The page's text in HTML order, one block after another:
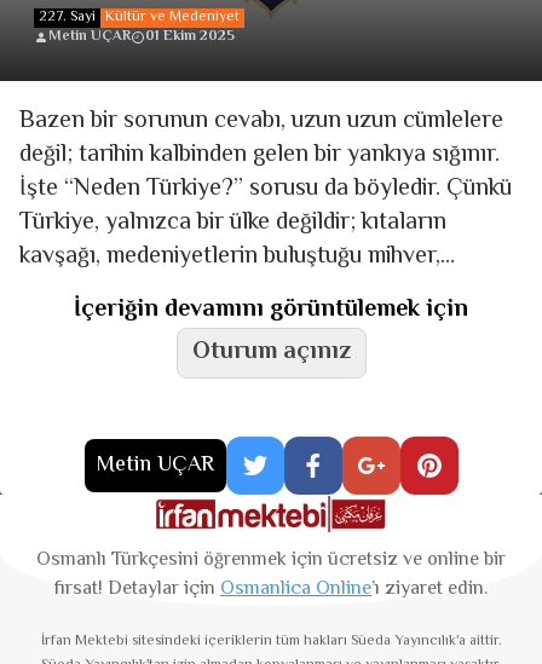
227. Sayi Kültür ve Medeniyet
Metin UÇAR
01 Ekim 2025
Bazen bir sorunun cevabı, uzun uzun cümlelere
değil; tarihin kalbinden gelen bir yankıya sığınır.
İşte “Neden Türkiye?” sorusu da böyledir. Çünkü
Türkiye, yalnızca bir ülke değildir; kıtaların
kavşağı, medeniyetlerin buluştuğu mihver,
yolların kavuştuğu kadim bir
İçeriğin devamını görüntülemek için
Oturum açınız
Metin UÇAR
Osmanlı Türkçesini öğrenmek için ücretsiz ve online bir
fırsat! Detaylar için Osmanlica Online’ı ziyaret edin.
İrfan Mektebi sitesindeki içeriklerin tüm hakları Süeda Yayıncılık'a aittir.